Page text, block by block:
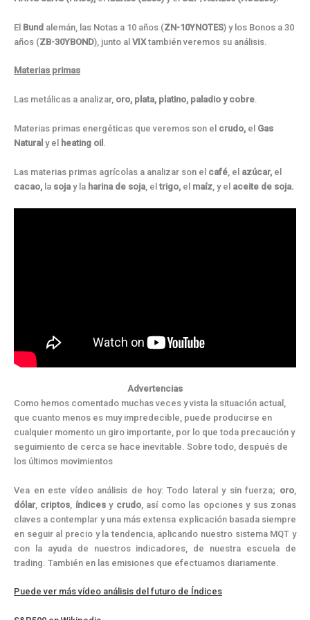
El Bund alemán, las Notas a 10 años (ZN-10YNOTES) y los Bonos a 30
años (ZB-30YBOND), junto al VIXtambién veremos su análisis.
Materias primas
Las metálicas a analizar, oro, plata, platino, paladio y cobre.
Materias primas energéticas que veremos son el crudo, el Gas
Natural y el heating oil
Las materias primas agrícolas a analizar son el café , el azúcar, el
cacao, la soja y la harina de soja , el trigo, el maíz , y el aceite de soja.
Advertencias
Como hemos comentado muchas veces y vista la situación actual,
que cuanto menos es muy impredecible, puede producirse en
cualquier momento un giro importante, por lo que toda precaución y
seguimiento de cerca se hace inevitable. Sobre todo, después de
los últimos movimientos
Vea en este vídeo análisis de hoy: Todo lateral y sin fuerza; oro
dólar, criptos índicesy crudo, así como las opciones y sus zonas
claves a contemplar y una más extensa explicación basada siempre
en seguir al precio y la tendencia, aplicando nuestro sistema MQT y
con la ayuda de nuestros indicadores, de nuestra escuela de
trading. También en las emisiones que efectuamos diariamente.
Puede ver más vídeo análisis del futuro de Índices